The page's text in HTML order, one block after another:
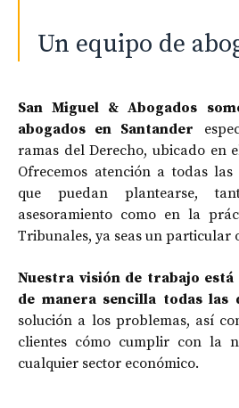
Un equipo de
San Miguel & Abogados
abogados en Santander
ramas del Derecho, ubicado en
Ofrecemos atención a todas las
que puedan plantearse,
asesoramiento como en la
Tribunales, ya seas un particular
Nuestra visión de trabajo
de manera sencilla todas las
solución a los problemas, así
clientes cómo cumplir con la
cualquier sector económico.